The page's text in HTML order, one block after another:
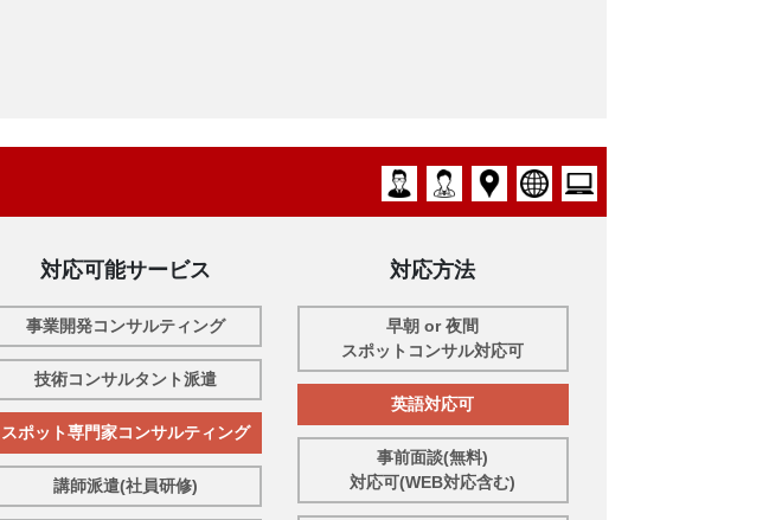
対応可能サービス
事業開発コンサルティング
技術コンサルタント派遣
スポット専門家コンサルティング
講師派遣(社員研修)
対応方法
早朝 or 夜間
スポットコンサル対応可
英語対応可
事前面談(無料)
対応可(WEB対応含む)